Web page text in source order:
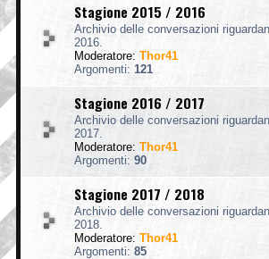
Stagione 2015 / 2016
Archivio delle conversazioni
2016.
Moderatore: Thor41
Argomenti: 121
Stagione 2016 / 2017
Archivio delle conversazioni
2017.
Moderatore: Thor41
Argomenti: 90
Stagione 2017 / 2018
Archivio delle conversazioni
2018.
Moderatore: Thor41
Argomenti: 85